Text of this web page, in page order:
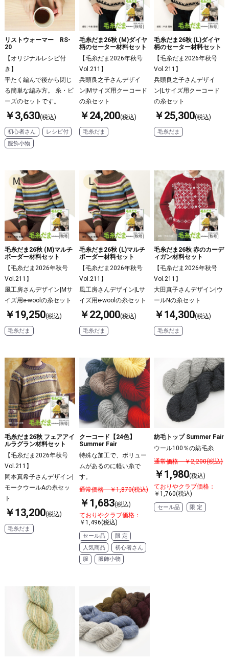
リストウォーマー RS-
20
【オリジナルレシピ付
き】
平たく編んで後から閉じ
る簡単な編み方。 糸・ビ
ーズのセットです。
￥3,630(税込)
初心者さん
レシピ付
服飾小物
毛糸だま26秋 (M)ダイヤ
柄のセーター材料セット
【毛糸だま2026年秋号
Vol.211】
兵頭良之子さんデザイ
ン|Mサイズ用クーコード
の糸セット
￥24,200(税込)
毛糸だま
毛糸だま26秋 (L)ダイヤ
柄のセーター材料セット
【毛糸だま2026年秋号
Vol.211】
兵頭良之子さんデザイ
ン|Lサイズ用クーコード
の糸セット
￥25,300(税込)
毛糸だま
毛糸だま26秋 (M)マルチ
ボーダー材料セット
【毛糸だま2026年秋号
Vol.211】
風工房さんデザイン|Mサ
イズ用e-woolの糸セット
￥19,250(税込)
毛糸だま
毛糸だま26秋 (L)マルチ
ボーダー材料セット
【毛糸だま2026年秋号
Vol.211】
風工房さんデザイン|Lサ
イズ用e-woolの糸セット
￥22,000(税込)
毛糸だま
毛糸だま26秋 赤のカーデ
ィガン材料セット
【毛糸だま2026年秋号
Vol.211】
大田真子さんデザイン|ウ
ールNの糸セット
￥14,300(税込)
毛糸だま
毛糸だま26秋 フェアアイ
ルラグラン材料セット
【毛糸だま2026年秋号
Vol.211】
岡本真希子さんデザイン|
モークウールAの糸セッ
ト
￥13,200(税込)
毛糸だま
クーコード【24色】
Summer Fair
特殊な加工で、ボリュー
ムがあるのに軽い糸で
す。
通常価格 ￥1,870(税込)
￥1,683(税込)
ておりやクラブ価格：
￥1,496(税込)
セール品
限 定
人気商品
初心者さん
服
服飾小物
紡毛トップ Summer Fair
ウール100％の紡毛糸
通常価格 ￥2,200(税込)
￥1,980(税込)
ておりやクラブ価格：
￥1,760(税込)
セール品 限 定